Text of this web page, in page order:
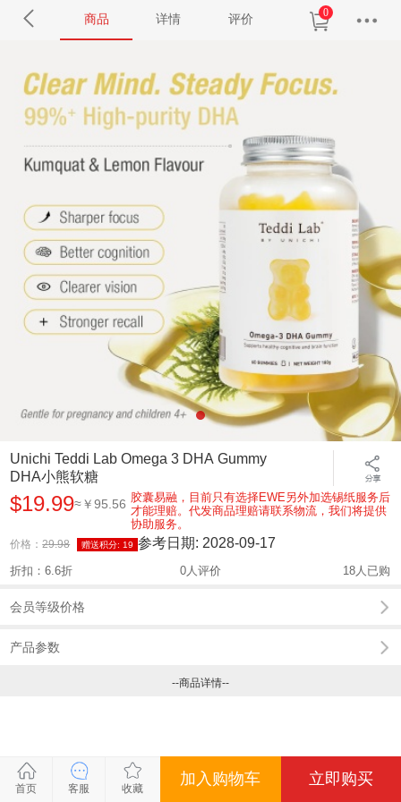
商品 详情 评价 0
Unichi Teddi Lab Omega 3 DHA Gummy
DHA小熊软糖
$19.99≈￥95.56 胶囊易融，目前只有选择EWE另外加选锡纸服务后
才能理赔。代发商品理赔请联系物流，我们将提供
协助服务。
价格：29.98 赠送积分: 19 参考日期: 2028-09-17
折扣：6.6折 0人评价 18人已购
会员等级价格
产品参数
--商品详情--
关闭
关闭
关闭
关闭
首页 客服 收藏
加入购物车 立即购买